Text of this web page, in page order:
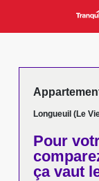
Longueuil (Le
Pour
ça vaut